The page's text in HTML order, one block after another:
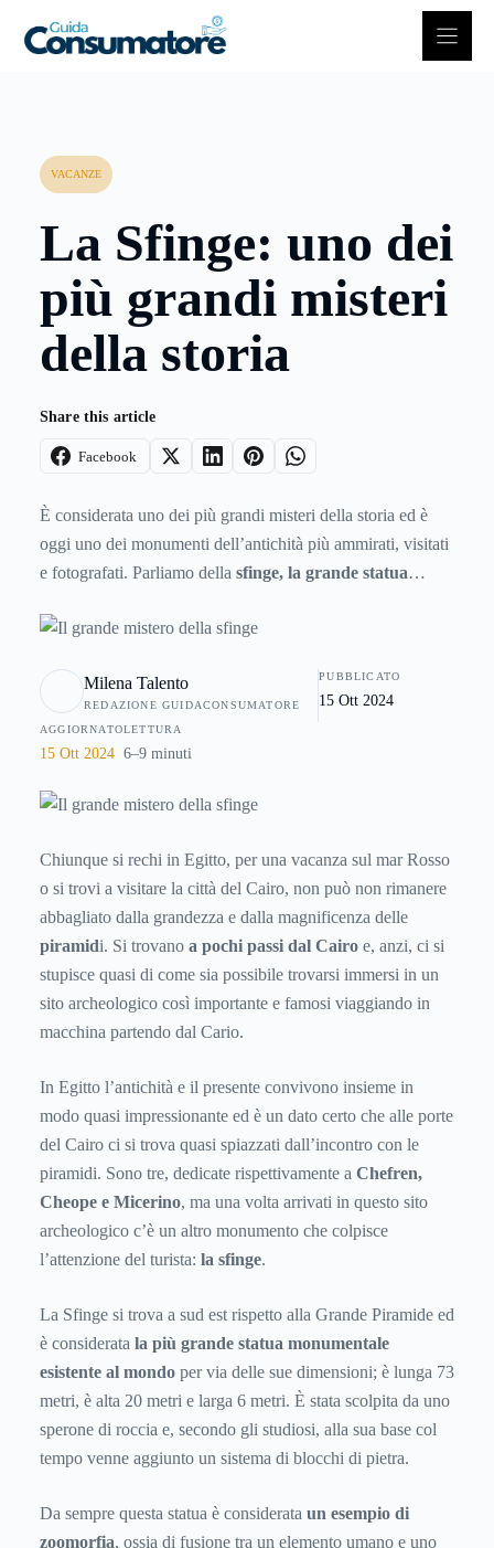
VACANZE
La Sfinge: uno dei
più grandi misteri
della storia
Share this article
Facebook
È considerata uno dei più grandi misteri della storia ed è
oggi uno dei monumenti dell’antichità più ammirati, visitati
e fotografati. Parliamo della sfinge, la grande statua
roccia che si trova in Egitto, nella spianata di Giza, alle
Ecco qualche curiosità in proposito!
Milena Talento
REDAZIONE GUIDACONSUMATORE
PUBBLICATO
15 Ott 2024
AGGIORNATO
15 Ott 2024
LETTURA
6–9 minuti
Chiunque si rechi in Egitto, per una vacanza sul mar Rosso
o si trovi a visitare la città del Cairo, non può non rimanere
abbagliato dalla grandezza e dalla magnificenza delle
piramidi. Si trovano a pochi passi dal Cairo e, anzi, ci si
stupisce quasi di come sia possibile trovarsi immersi in un
sito archeologico così importante e famosi viaggiando in
macchina partendo dal Cario.
In Egitto l’antichità e il presente convivono insieme in
modo quasi impressionante ed è un dato certo che alle porte
del Cairo ci si trova quasi spiazzati dall’incontro con le
piramidi. Sono tre, dedicate rispettivamente a Chefren,
Cheope e Micerino, ma una volta arrivati in questo sito
archeologico c’è un altro monumento che colpisce
l’attenzione del turista: la sfinge.
La Sfinge si trova a sud est rispetto alla Grande Piramide ed
è considerata la più grande statua monumentale
esistente al mondo per via delle sue dimensioni; è lunga 73
metri, è alta 20 metri e larga 6 metri. È stata scolpita da uno
sperone di roccia e, secondo gli studiosi, alla sua base col
tempo venne aggiunto un sistema di blocchi di pietra.
Da sempre questa statua è considerata un esempio di
zoomorfia, ossia di fusione tra un elemento umano e uno